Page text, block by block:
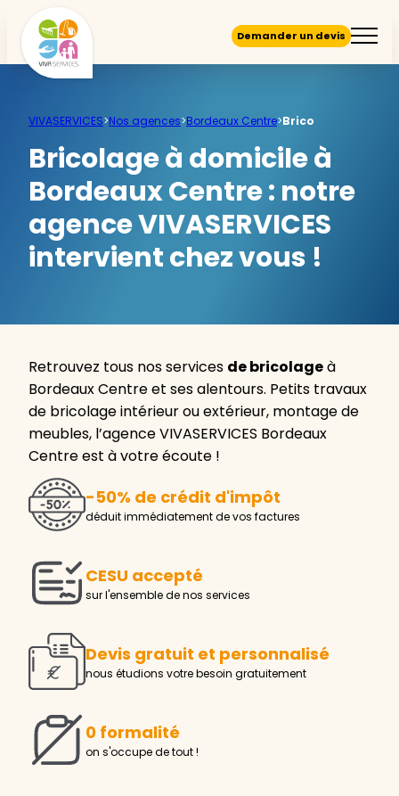
Demander un devis
VIVASERVICES>Nos agences>Bordeaux Centre>Brico
Bricolage à domicile à
Bordeaux Centre : notre
agence VIVASERVICES
intervient chez vous !
Retrouvez tous nos services de bricolageà
Bordeaux Centre et ses alentours. Petits travaux
de bricolage intérieur ou extérieur, montage de
meubles, l’agence VIVASERVICES Bordeaux
Centre est à votre écoute !
-50% de crédit d'impôt
déduit immédiatement de vos factures
CESU accepté
sur l'ensemble de nos services
Devis gratuit et personnalisé
nous étudions votre besoin gratuitement
0 formalité
on s'occupe de tout !